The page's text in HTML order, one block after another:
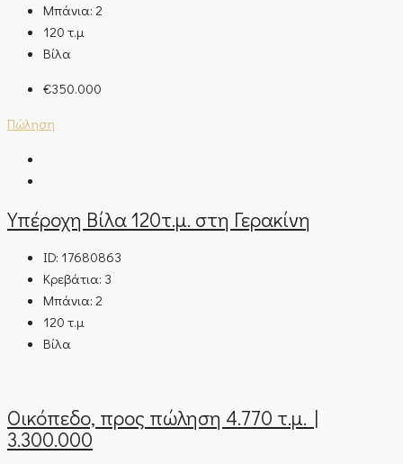
Μπάνια: 2
120 τ.μ
Βίλα
€350.000
Πώληση
Υπέροχη Βίλα 120τ.μ. στη Γερακίνη
ID: 17680863
Κρεβάτια: 3
Μπάνια: 2
120 τ.μ
Βίλα
Οικόπεδο, προς πώληση 4.770 τ.μ. |
3.300.000